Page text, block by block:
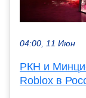
04:00, 11 Июн
РКН и
Roblox в